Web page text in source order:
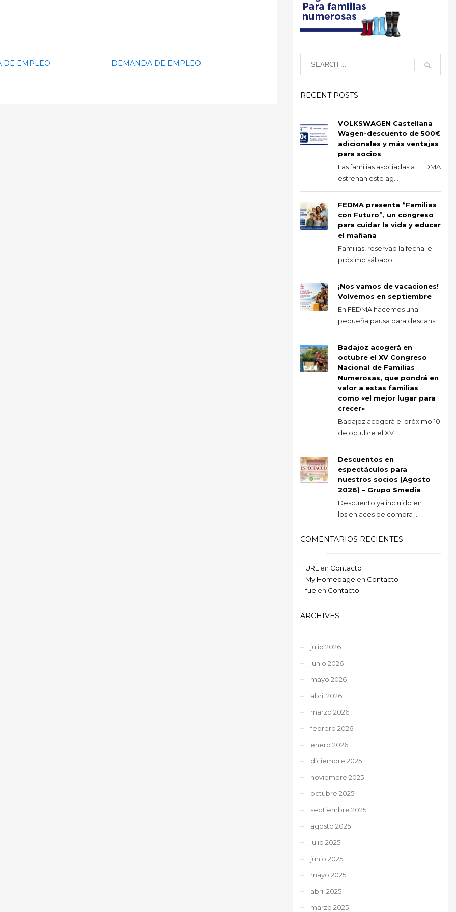
DE EMPLEO DEMANDA DE EMPLEO
RECENT POSTS
VOLKSWAGEN Castellana
Wagen-descuento de 500€
adicionales y más ventajas
para socios
Las familias asociadas a FEDMA
estrenan este ag...
FEDMA presenta “Familias
con Futuro”, un congreso
para cuidar la vida y educar
el mañana
Familias, reservad la fecha: el
próximo sábado ...
¡Nos vamos de vacaciones!
Volvemos en septiembre
En FEDMA hacemos una
pequeña pausa para descans...
Badajoz acogerá en
octubre el XV Congreso
Nacional de Familias
Numerosas, que pondrá en
valor a estas familias
como «el mejor lugar para
crecer»
Badajoz acogerá el próximo 10
de octubre el XV ...
Descuentos en
espectáculos para
nuestros socios (Agosto
2026) – Grupo Smedia
Descuento ya incluido en
los enlaces de compra ...
COMENTARIOS RECIENTES
URL en Contacto
My Homepage en Contacto
fue en Contacto
ARCHIVES
julio 2026
junio 2026
mayo 2026
abril 2026
marzo 2026
febrero 2026
enero 2026
diciembre 2025
noviembre 2025
octubre 2025
septiembre 2025
agosto 2025
julio 2025
junio 2025
mayo 2025
abril 2025
marzo 2025